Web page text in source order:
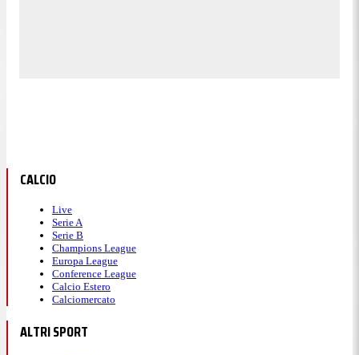
CALCIO
Live
Serie A
Serie B
Champions League
Europa League
Conference League
Calcio Estero
Calciomercato
ALTRI SPORT